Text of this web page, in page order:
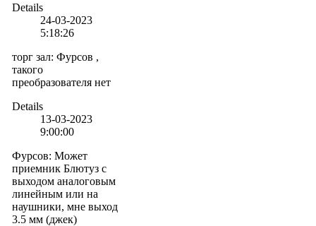
Details
24-03-2023
5:18:26
торг зал: Фурсов ,
такого
преобразователя нет
Details
13-03-2023
9:00:00
Фурсов: Может
приемник Блютуз с
выходом аналоговым
линейным или на
наушники, мне выход
3.5 мм (джек)